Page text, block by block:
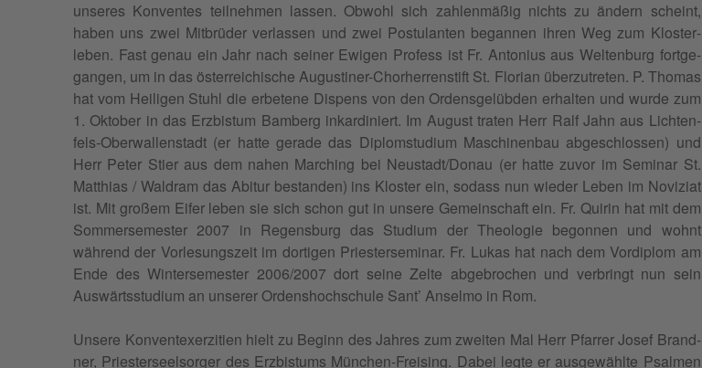
unseres Kon­ventes teil­nehmen lassen. Obwohl sich zahlen­mäßig nichts zu ändern scheint,
haben uns zwei Mit­brüder ver­lassen und zwei Pos­tu­lanten began­nen ihren Weg zum Kloster­
leben. Fast genau ein Jahr nach sein­er Ewigen Pro­fess ist Fr. Anto­nius aus Wel­tenburg fort­ge­
gan­gen, um in das öster­re­ichis­che Augustin­er-Chorher­ren­s­tift St. Flo­ri­an überzutreten. P. Thomas
hat vom Heili­gen Stuhl die erbetene Dis­pens von den Ordens­gelüb­den erhal­ten und wurde zum
1. Okto­ber in das Erzbis­tum Bam­berg inkar­diniert. Im August trat­en Herr Ralf Jahn aus Licht­en­
fels-Ober­wal­len­stadt (er hat­te ger­ade das Diplom­studi­um Maschi­nen­bau abgeschlossen) und
Herr Peter Sti­er aus dem nahen March­ing bei Neustadt/Donau (er hat­te zuvor im Sem­i­nar St.
Matthias / Wal­dram das Abitur bestanden) ins Kloster ein, sodass nun wieder Leben im Noviziat
ist. Mit großem Eifer leben sie sich schon gut in unsere Gemein­schaft ein. Fr. Quirin hat mit dem
Som­merse­mes­ter 2007 in Regens­burg das Studi­um der The­olo­gie begonnen und wohnt
während der Vor­lesungszeit im dor­ti­gen Priestersem­i­nar. Fr. Lukas hat nach dem Vordiplom am
Ende des Win­terse­mes­ter 2006/2007 dort seine Zelte abge­brochen und ver­bringt nun sein
Auswärtsstudi­um an unser­er Orden­shochschule Sant’ Ansel­mo in Rom.
Unsere Kon­ven­tex­erz­i­tien hielt zu Beginn des Jahres zum zweit­en Mal Herr Pfar­rer Josef Brand­
ner, Priesterseel­sorg­er des Erzbis­tums München-Freis­ing. Dabei legte er aus­gewählte Psalmen